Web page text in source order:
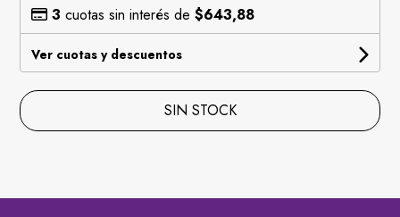
3 cuotas sin interés de$643,88
Ver cuotas y descuentos
SIN STOCK